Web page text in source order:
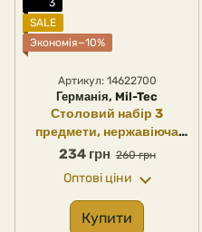
3
SALE
Экономія−10%
Артикул: 14622700
Германія, Mil-Tec
Столовий набір 3
предмети, нержавіюча
сталь, Mil-Tec (Німеччина)
234 грн 260 грн
Оптові ціни
Купити